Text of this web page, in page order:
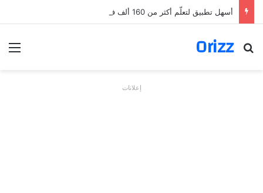
أسهل تطبيق لتعلّم أكثر من 160 ألف فعل بالألمانية
Orizz
بحث عن
إعلانات